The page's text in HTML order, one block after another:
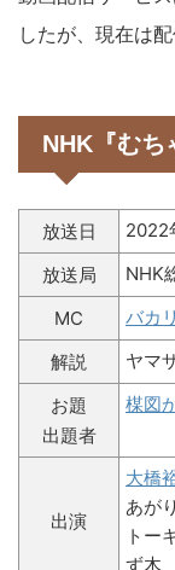
したが、現在は
NHK『むち
放送日
2022
放送局
NHK
MC
バカ
解説
ヤマ
お題
出題者
楳図
出演
大橋
あが
トー
ず木